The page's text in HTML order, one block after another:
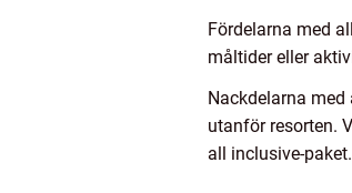
Fördelarna med
måltider eller
Nackdelarna
utanför resorten.
all inclusive-paket.